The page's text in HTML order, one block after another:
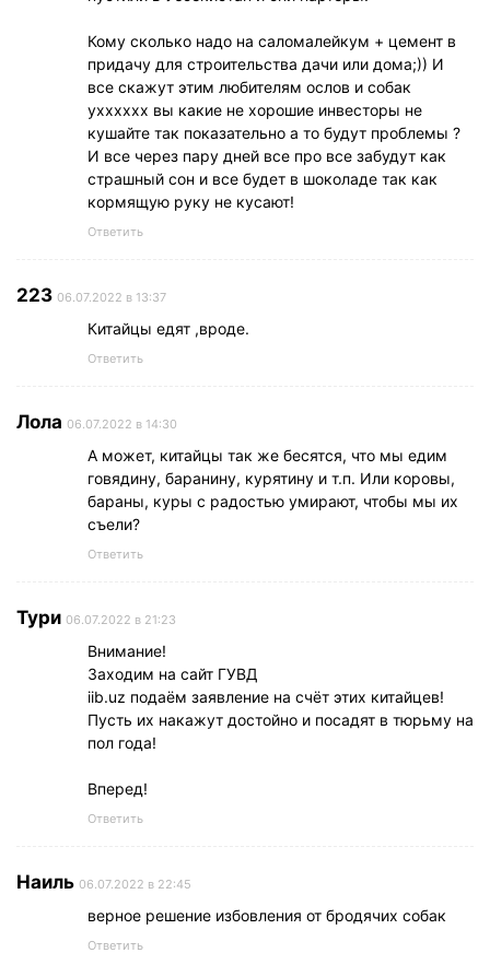
Кому сколько надо на саломалейкум + цемент в
придачу для строительства дачи или дома;)) И
все скажут этим любителям ослов и собак
ухххххх вы какие не хорошие инвесторы не
кушайте так показательно а то будут проблемы ?
И все через пару дней все про все забудут как
страшный сон и все будет в шоколаде так как
кормящую руку не кусают!
Ответить
223 06.07.2022 в 13:37
Китайцы едят ,вроде.
Ответить
Лола 06.07.2022 в 14:30
А может, китайцы так же бесятся, что мы едим
говядину, баранину, курятину и т.п. Или коровы,
бараны, куры с радостью умирают, чтобы мы их
съели?
Ответить
Тури 06.07.2022 в 21:23
Внимание!
Заходим на сайт ГУВД
iib.uz подаём заявление на счёт этих китайцев!
Пусть их накажут достойно и посадят в тюрьму на
пол года!
Вперед!
Ответить
Наиль 06.07.2022 в 22:45
верное решение избовления от бродячих собак
Ответить